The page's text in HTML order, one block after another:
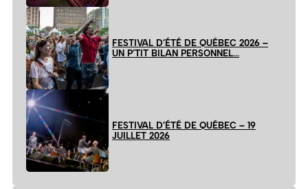
FESTIVAL D’ÉTÉ DE QUÉBEC 2026 –
UN P’TIT BILAN PERSONNEL…
FESTIVAL D’ÉTÉ DE QUÉBEC – 19
JUILLET 2026